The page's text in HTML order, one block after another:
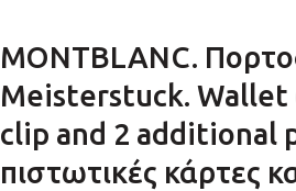
MONTBLANC.
Meisterstuck. Wallet
clip and 2 additional
πιστωτικές κάρτες